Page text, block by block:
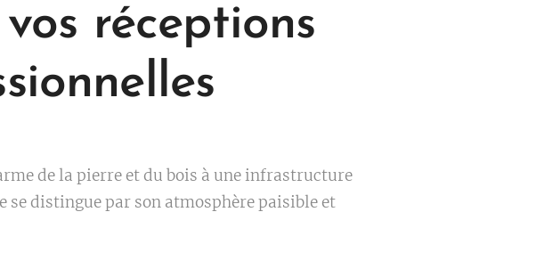
réceptions
de la pierre et du bois à une infrastructure
distingue par son atmosphère paisible et